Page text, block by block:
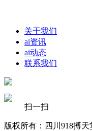
关于我们
ai资讯
ai动态
联系我们
扫一扫
版权所有：四川918搏